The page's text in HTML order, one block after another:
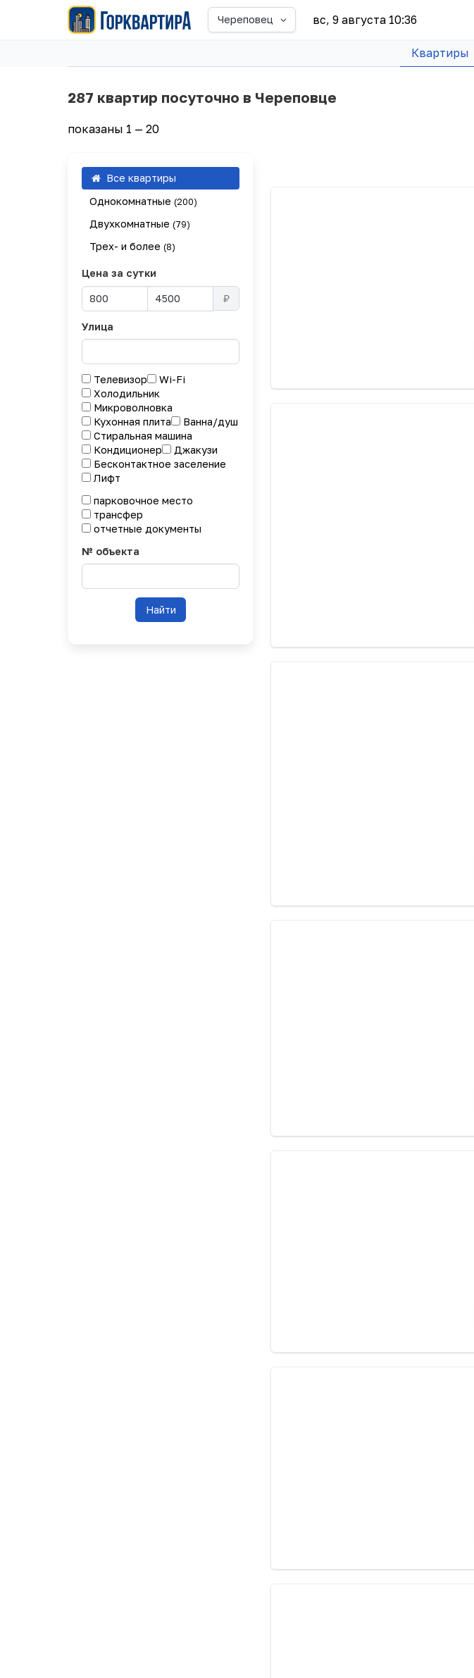
Череповец вс, 9 августа 10:36
Квартиры
287 квартир посуточно в Череповце
показаны 1 — 20
Все квартиры
Однокомнатные (200)
Двухкомнатные (79)
Трех- и более (8)
Цена за сутки
₽
Улица
Телевизор
Wi-Fi
Холодильник
Микроволновка
Кухонная плита
Ванна/душ
Стиральная машина
Кондиционер
Джакузи
Бесконтактное заселение
Лифт
парковочное место
трансфер
отчетные документы
№ объекта